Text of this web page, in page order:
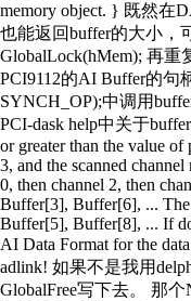
memory object. } 既然在
也能返回buffer的大小，
GlobalLock(hMem); 再
PCI9112的AI Buffer的句
SYNCH_OP);中调用
PCI-dask help中关于
or greater than the value of
3, and the scanned
0, then channel 2, then
Buffer[3], Buffer[6], ...
Buffer[5], Buffer[8], ... If
AI Data Format for the
adlink! 如果不是我用
GlobalFree写下去。 那